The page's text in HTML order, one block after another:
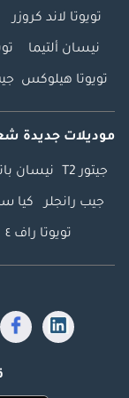
تويوتا لاند كروزر
نيسان ألتيما
تويوتا هيلوكس
موديلات جديدة
جيتور T2 نيسان
جيب رانجلر كيا
تويوتا راف ٤